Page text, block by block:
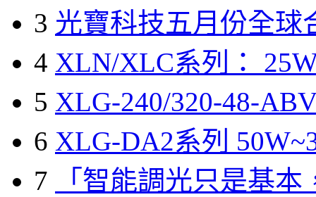
3 光寶科技五月份全球
4 XLN/XLC系列：
5 XLG-240/320-48-
6 XLG-DA2系列
7
「智能調光只是基本